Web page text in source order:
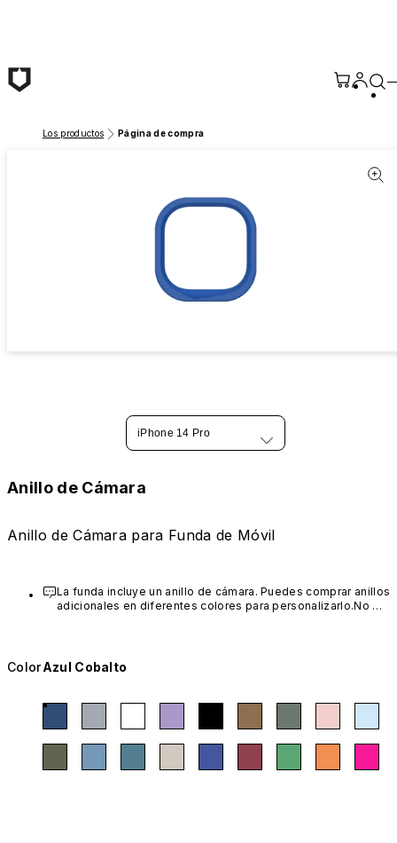
Los productos Página de compra
iPhone 14 Pro
Anillo de Cámara
Anillo de Cámara para Funda de Móvil
La funda incluye un anillo de cámara. Puedes comprar anillos
adicionales en diferentes colores para personalizarlo.No
ColorAzul Cobalto